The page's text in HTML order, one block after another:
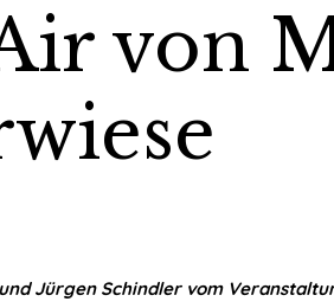
von
Jürgen Schindler vom